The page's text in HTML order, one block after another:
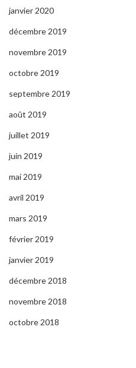
janvier 2020
décembre 2019
novembre 2019
octobre 2019
septembre 2019
août 2019
juillet 2019
juin 2019
mai 2019
avril 2019
mars 2019
février 2019
janvier 2019
décembre 2018
novembre 2018
octobre 2018